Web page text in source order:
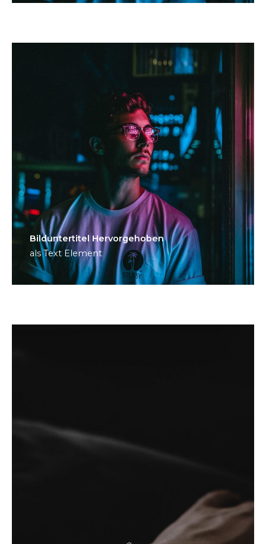
Bild­unter­titel Hervorgehoben
als Text Element